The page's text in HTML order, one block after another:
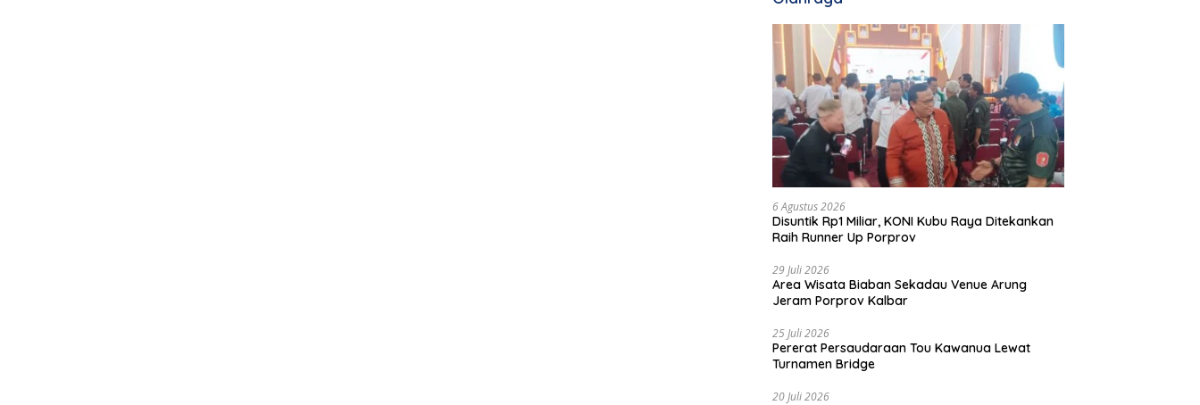
6 Agustus 2026
Disuntik Rp1 Miliar, KONI Kubu Raya Ditekankan
Raih Runner Up Porprov
29 Juli 2026
Area Wisata Biaban Sekadau Venue Arung
Jeram Porprov Kalbar
25 Juli 2026
Pererat Persaudaraan Tou Kawanua Lewat
Turnamen Bridge
20 Juli 2026